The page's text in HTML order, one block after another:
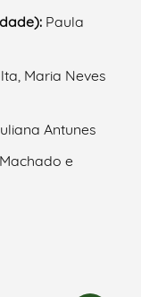
Paula
Maria Neves
Antunes
e